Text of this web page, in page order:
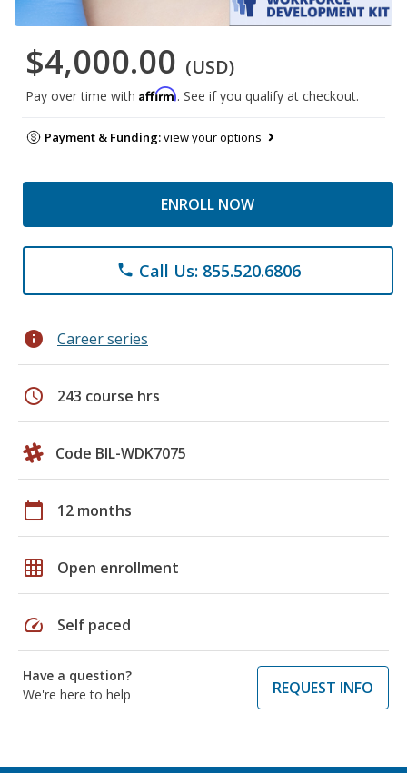
$4,000.00 (USD)
Pay over time with Affirm. See if you qualify at checkout.
Payment & Funding:view your options
ENROLL NOW
phone Call Us: 855.520.6806
info Career series
schedule 243 course hrs
Code BIL-WDK7075
calendar_today 12 months
grid_on Open enrollment
speed Self paced
Have a question?
We're here to help
REQUEST INFO